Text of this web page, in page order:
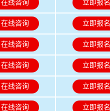
在线咨询 立即报名
在线咨询 立即报名
在线咨询 立即报名
在线咨询 立即报名
在线咨询 立即报名
在线咨询 立即报名